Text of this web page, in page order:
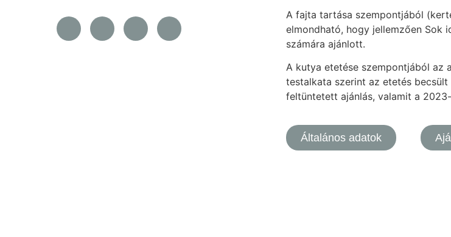
A fajta tartása szempontjából
elmondható, hogy jellemzően Sok
számára ajánlott.
A kutya etetése szempontjából az
testalkata szerint az etetés
feltüntetett ajánlás, valamit a
Általános adatok